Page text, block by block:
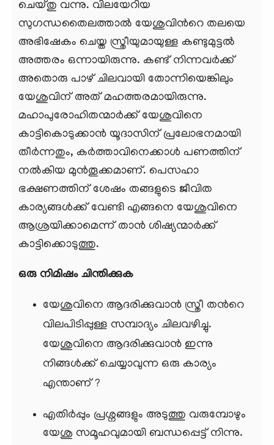
ചെയ്തു വന്നു. വിലയേറിയ
സുഗന്ധതൈലത്താല്‍ യേശുവിന്‍റെ തലയെ
അഭിഷേകം ചെയ്ത സ്ത്രീയുമായുള്ള കണ്ടുമുട്ടല്‍
അത്തരം ഒന്നായിരുന്നു. കണ്ട് നിന്നവര്‍ക്ക്
അതൊരു പാഴ് ചിലവായി തോന്നിയെങ്കിലും
യേശുവിന് അത് മഹത്തരമായിരുന്നു.
മഹാപുരോഹിതന്മാര്‍ക്ക് യേശുവിനെ
കാട്ടികൊടുക്കാന്‍ യൂദാസിന് പ്രലോഭനമായി
തീര്‍ന്നതും, കര്‍ത്താവിനെക്കാള്‍ പണത്തിന്
നല്‍കിയ മുന്‍തൂക്കമാണ്. പെസഹാ
ഭക്ഷണത്തിന് ശേഷം തങ്ങളുടെ ജീവിത
കാര്യങ്ങള്‍ക്ക് വേണ്ടി എങ്ങനെ യേശുവിനെ
ആശ്രയിക്കാമെന്ന് താന്‍ ശിഷ്യന്മാര്‍ക്ക്
കാട്ടിക്കൊടുത്തു.
ഒരു നിമിഷം ചിന്തിക്കുക
യേശുവിനെ ആദരിക്കുവാന്‍ സ്ത്രീ തന്‍റെ
വിലപിടിപ്പുള്ള സമ്പാദ്യം ചിലവഴിച്ചു.
യേശുവിനെ ആദരിക്കുവാന്‍ ഇന്നു
നിങ്ങള്‍ക്ക് ചെയ്യാവുന്ന ഒരു കാര്യം
എന്താണ് ?
എതിര്‍പ്പും പ്രശ്നങ്ങളും അടുത്തു വരുമ്പോഴും
യേശു സമൂഹവുമായി ബന്ധപ്പെട്ട് നിന്നു.